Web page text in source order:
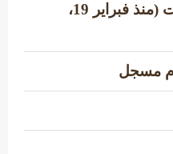
2 سنوات (منذ فبراير 19،
مسجل